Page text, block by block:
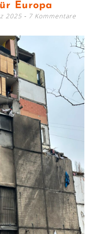
Europa
2025 7 Kommentare